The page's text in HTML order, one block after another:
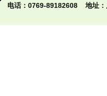
电话：0769-89182608 地址：